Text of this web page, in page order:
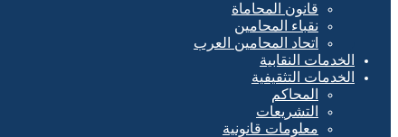
قانون المحاماة
نقباء المحامين
اتحاد المحامين العرب
الخدمات النقابية
الخدمات التثقيفية
المحاكم
التشريعات
معلومات قانونية